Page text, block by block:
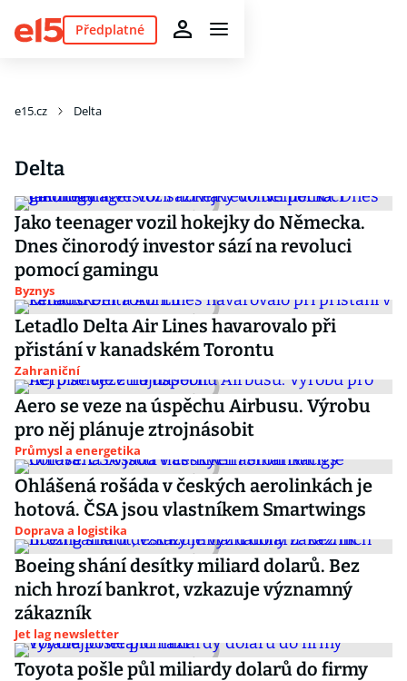
Předplatné
e15.cz Delta
Delta
Jako teenager vozil hokejky do Německa.
Dnes činorodý investor sází na revoluci
pomocí gamingu
Byznys
Letadlo Delta Air Lines havarovalo při
přistání v kanadském Torontu
Zahraniční
Aero se veze na úspěchu Airbusu. Výrobu
pro něj plánuje ztrojnásobit
Průmysl a energetika
Ohlášená rošáda v českých aerolinkách je
hotová. ČSA jsou vlastníkem Smartwings
Doprava a logistika
Boeing shání desítky miliard dolarů. Bez
nich hrozí bankrot, vzkazuje významný
zákazník
Jet lag newsletter
Toyota pošle půl miliardy dolarů do firmy